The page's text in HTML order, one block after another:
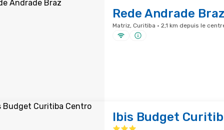
Rede Andrade
Matriz, Curitiba · 2,1 km depuis le
Ibis Budget